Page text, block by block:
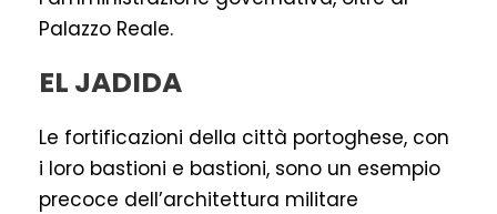
Palazzo Reale.
EL JADIDA
Le fortificazioni della città portoghese, con
i loro bastioni e bastioni, sono un esempio
precoce dell’architettura militare